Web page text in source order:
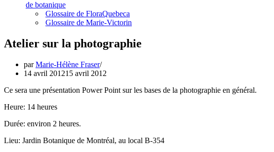
de botanique
Glossaire de FloraQuebeca
Glossaire de Marie-Victorin
Atelier sur la photographie
parMarie-Hélène Fraser
14 avril 201215 avril 2012
Ce sera une présentation Power Point sur les bases de la photographie en général.
Heure: 14 heures
Durée: environ 2 heures.
Lieu: Jardin Botanique de Montréal, au local B-354